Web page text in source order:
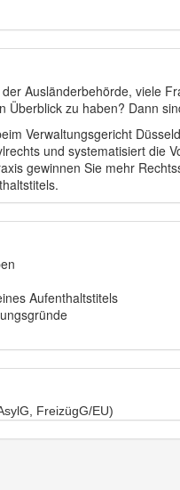
Ausländerbehörde, viele
zu haben? Dann
Verwaltungsgericht
und systematisiert die
gewinnen Sie mehr
Aufenthaltstitels
FreizügG/EU)